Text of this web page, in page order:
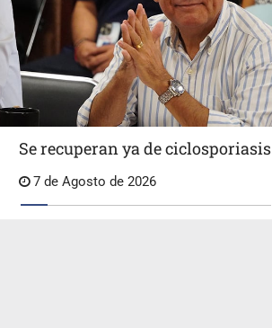
Se recuperan ya de ciclosporiasis
7 de Agosto de 2026